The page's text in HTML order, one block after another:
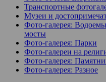
Транспортные
Музеи и
Фото-галерея:
мосты
Фото-галерея: Парки
Фото-галереи на
Фото-галерея:
Фото-галерея: Разное